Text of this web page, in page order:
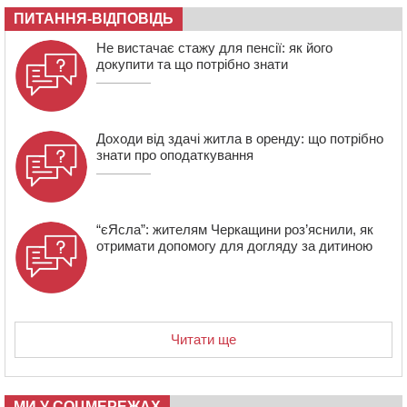
14:31 У Каневі аномальна спека призвела до перебоїв у
роботі електромереж та комунальних служб
14:02
На Черкащині намолотили перший мільйон тонн
зерна нового врожаю
ПИТАННЯ-ВІДПОВІДЬ
Не вистачає стажу для пенсії: як його
докупити та що потрібно знати
Доходи від здачі житла в оренду: що потрібно
знати про оподаткування
“єЯсла”: жителям Черкащини роз’яснили, як
отримати допомогу для догляду за дитиною
Читати ще